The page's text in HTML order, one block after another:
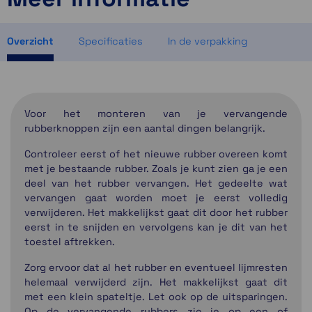
2 op voorraad
Overzicht Specificaties In de verpakking
Voor het monteren van je vervangende
rubberknoppen zijn een aantal dingen belangrijk.
Controleer eerst of het nieuwe rubber overeen komt
met je bestaande rubber. Zoals je kunt zien ga je een
deel van het rubber vervangen. Het gedeelte wat
vervangen gaat worden moet je eerst volledig
verwijderen. Het makkelijkst gaat dit door het rubber
eerst in te snijden en vervolgens kan je dit van het
toestel aftrekken.
Zorg ervoor dat al het rubber en eventueel lijmresten
helemaal verwijderd zijn. Het makkelijkst gaat dit
met een klein spateltje. Let ook op de uitsparingen.